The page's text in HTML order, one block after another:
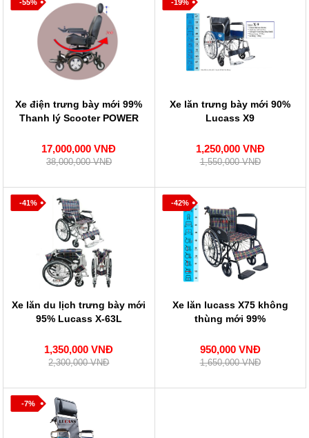
-55%
Xe điện trưng bày mới 99%
Thanh lý Scooter POWER
17,000,000 VNĐ
38,000,000 VNĐ
-19%
Xe lăn trưng bày mới 90%
Lucass X9
1,250,000 VNĐ
1,550,000 VNĐ
-41%
Xe lăn du lịch trưng bày mới
95% Lucass X-63L
1,350,000 VNĐ
2,300,000 VNĐ
-42%
Xe lăn lucass X75 không
thùng mới 99%
950,000 VNĐ
1,650,000 VNĐ
-7%